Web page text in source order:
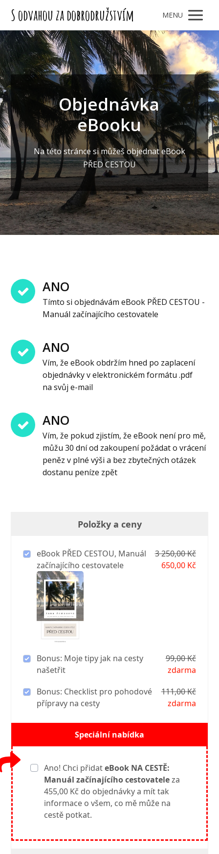
S odvahou za dobrodružstvím MENU
Objednávka
eBooku
Na této stránce si můžeš objednat eBook
PŘED CESTOU
ANO
Tímto si objednávám eBook PŘED CESTOU -
Manuál začínajícího cestovatele
ANO
Vím, že eBook obdržím hned po zaplacení
objednávky v elektronickém formátu .pdf
na svůj e-mail
ANO
Vím, že pokud zjistím, že eBook není pro mě,
můžu 30 dní od zakoupení požádat o vrácení
peněz v plné výši a bez zbytečných otázek
dostanu peníze zpět
Položky a ceny
eBook PŘED CESTOU, Manuál
začínajícího cestovatele
3 250,00 Kč
650,00 Kč
Bonus: Moje tipy jak na cesty
našetřit
99,00 Kč
zdarma
Bonus: Checklist pro pohodové
přípravy na cesty
111,00 Kč
zdarma
Speciální nabídka
Ano! Chci přidateBook NA CESTĚ:
Manuál začínajícího cestovateleza
455,00 Kč do objednávky a mít tak
informace o všem, co mě může na
cestě potkat.